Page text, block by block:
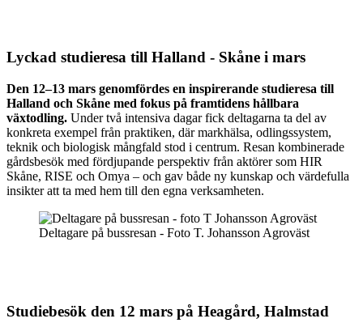
Lyckad studieresa till Halland - Skåne i mars
Den 12–13 mars genomfördes en inspirerande studieresa till
Halland och Skåne med fokus på framtidens hållbara
växtodling. Under två intensiva dagar fick deltagarna ta del av
konkreta exempel från praktiken, där markhälsa, odlingssystem,
teknik och biologisk mångfald stod i centrum. Resan kombinerade
gårdsbesök med fördjupande perspektiv från aktörer som HIR
Skåne, RISE och Omya – och gav både ny kunskap och värdefulla
insikter att ta med hem till den egna verksamheten.
Deltagare på bussresan - Foto T. Johansson Agroväst
Studiebesök den 12 mars på Heagård, Halmstad